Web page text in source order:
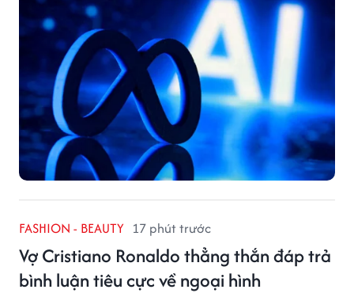
FASHION - BEAUTY 17 phút trước
Vợ Cristiano Ronaldo thẳng thắn đáp trả
bình luận tiêu cực về ngoại hình